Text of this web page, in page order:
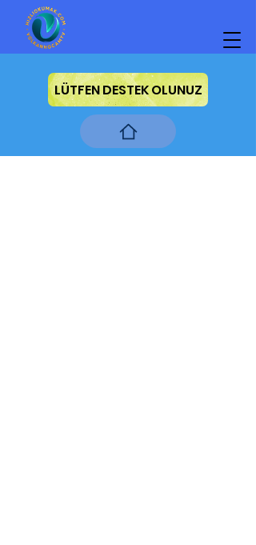
LÜTFEN DESTEK OLUNUZ